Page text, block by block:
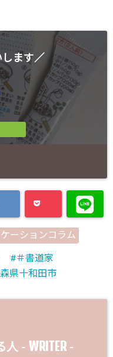
ます／
ーションコラム
＃書道家
県十和田市
人 - WRITER-